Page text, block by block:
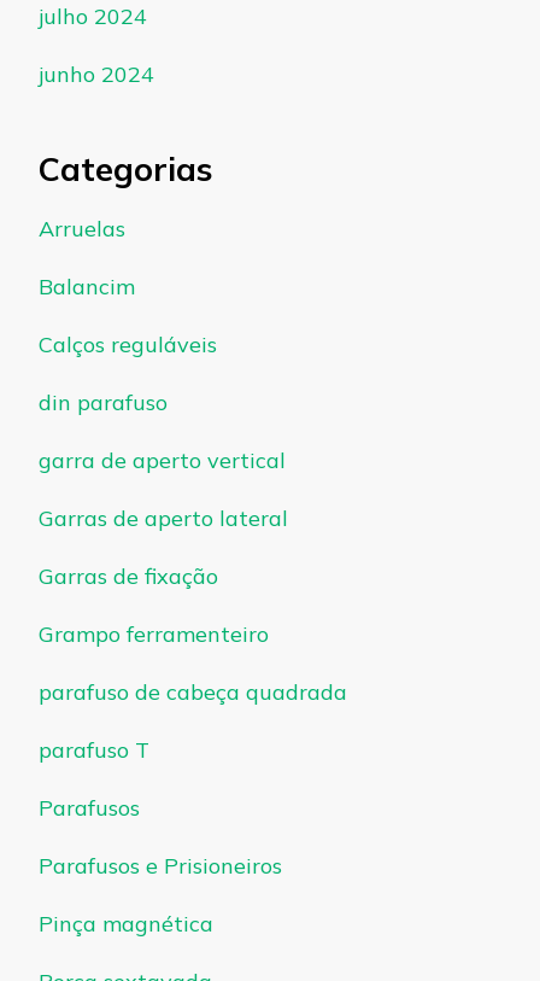
julho 2024
junho 2024
Categorias
Arruelas
Balancim
Calços reguláveis
din parafuso
garra de aperto vertical
Garras de aperto lateral
Garras de fixação
Grampo ferramenteiro
parafuso de cabeça quadrada
parafuso T
Parafusos
Parafusos e Prisioneiros
Pinça magnética